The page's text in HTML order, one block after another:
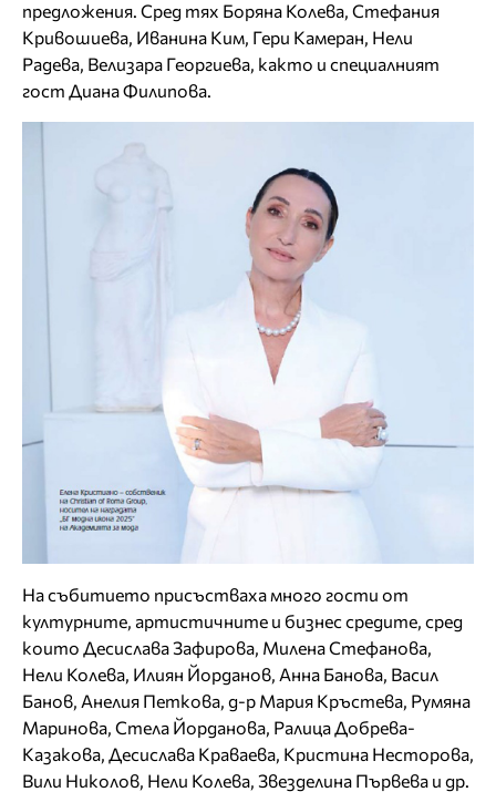
предложения. Сред тях Боряна Колева, Стефания
Кривошиева, Иванина Ким, Гери Камеран, Нели
Радева, Велизара Георгиева, както и специалният
гост Диана Филипова.
На събитието присъстваха много гости от
културните, артистичните и бизнес средите, сред
които Десислава Зафирова, Милена Стефанова,
Нели Колева, Илиян Йорданов, Анна Банова, Васил
Банов, Анелия Петкова, д-р Мария Кръстева, Румяна
Маринова, Стела Йорданова, Ралица Добрева-
Казакова, Десислава Краваева, Кристина Несторова,
Вили Николов, Нели Колева, Звезделина Първева и др.